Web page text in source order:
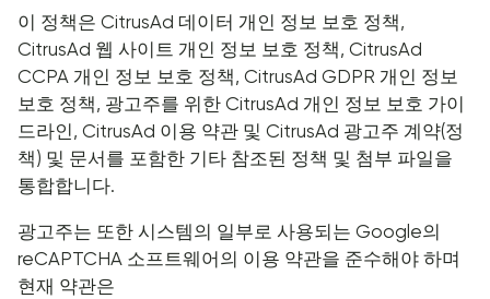
이 정책은 CitrusAd 데이터 개인 정보 보호 정책,
CitrusAd 웹 사이트 개인 정보 보호 정책, CitrusAd
CCPA 개인 정보 보호 정책, CitrusAd GDPR 개인 정보
보호 정책, 광고주를 위한 CitrusAd 개인 정보 보호 가이
드라인, CitrusAd 이용 약관 및 CitrusAd 광고주 계약(정
책) 및 문서를 포함한 기타 참조된 정책 및 첨부 파일을
통합합니다.
광고주는 또한 시스템의 일부로 사용되는 Google의
reCAPTCHA 소프트웨어의 이용 약관을 준수해야 하며
현재 약관은